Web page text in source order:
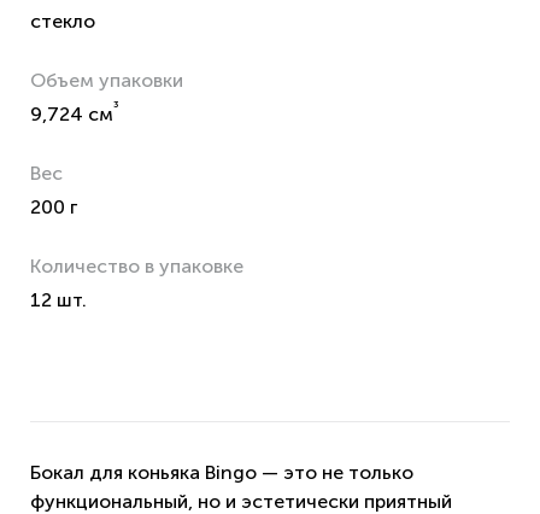
стекло
Объем упаковки
9,724 см³
Вес
200 г
Количество в упаковке
12 шт.
Бокал для коньяка Bingo — это не только
функциональный, но и эстетически приятный